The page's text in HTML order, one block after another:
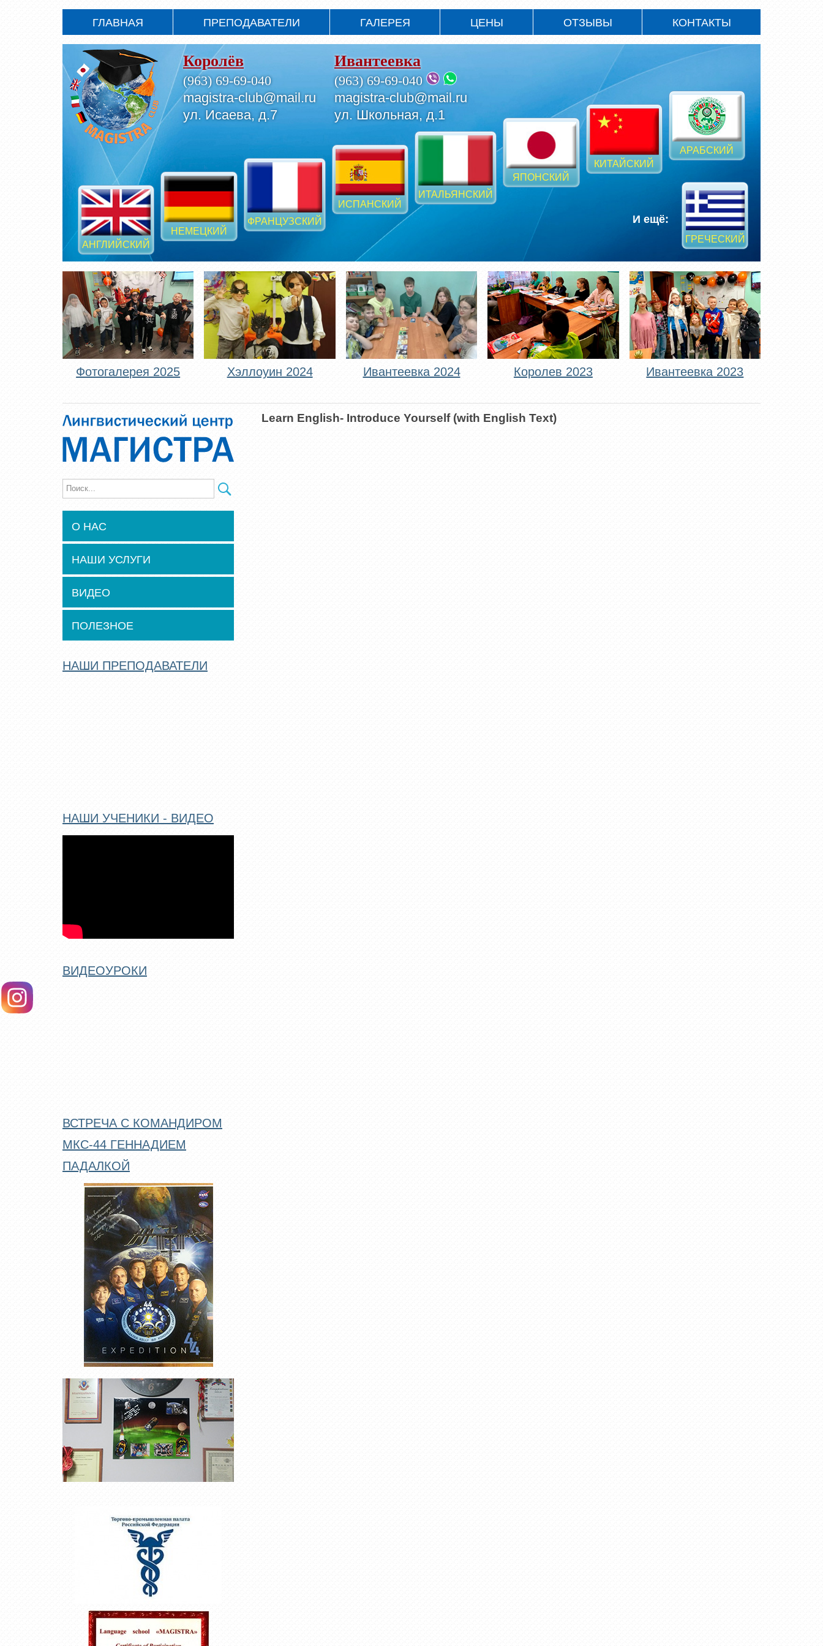
ГЛАВНАЯ ПРЕПОДАВАТЕЛИ ГАЛЕРЕЯ ЦЕНЫ ОТЗЫВЫ КОНТАКТЫ
АНГЛИЙСКИЙ
НЕМЕЦКИЙ
ФРАНЦУЗСКИЙ
ИСПАНСКИЙ
ИТАЛЬЯНСКИЙ
ЯПОНСКИЙ
КИТАЙСКИЙ
АРАБСКИЙ
И ещё:
ГРЕЧЕСКИЙ
Королёв
(963) 69-69-040
magistra-club@mail.ru
ул. Исаева, д.7
Ивантеевка
(963) 69-69-040
magistra-club@mail.ru
ул. Школьная, д.1
Фотогалерея 2025 Хэллоуин 2024 Ивантеевка 2024 Королев 2023 Ивантеевка 2023
Learn English- Introduce Yourself (with English Text)
О НАС
НАШИ УСЛУГИ
ВИДЕО
ПОЛЕЗНОЕ
НАШИ ПРЕПОДАВАТЕЛИ
НАШИ УЧЕНИКИ - ВИДЕО
ВИДЕОУРОКИ
ВСТРЕЧА С КОМАНДИРОМ
МКС-44 ГЕННАДИЕМ
ПАДАЛКОЙ